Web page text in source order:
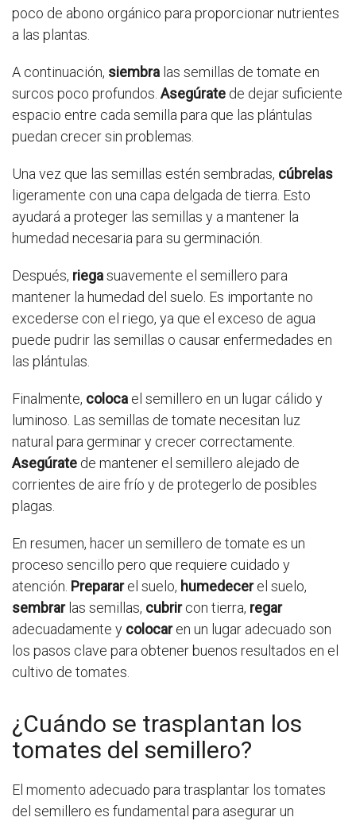
poco de abono orgánico para proporcionar nutrientes
a las plantas.
A continuación, siembra las semillas de tomate en
surcos poco profundos. Asegúrate de dejar suficiente
espacio entre cada semilla para que las plántulas
puedan crecer sin problemas.
Una vez que las semillas estén sembradas, cúbrelas
ligeramente con una capa delgada de tierra. Esto
ayudará a proteger las semillas y a mantener la
humedad necesaria para su germinación.
Después, riegasuavemente el semillero para
mantener la humedad del suelo. Es importante no
excederse con el riego, ya que el exceso de agua
puede pudrir las semillas o causar enfermedades en
las plántulas.
Finalmente, coloca el semillero en un lugar cálido y
luminoso. Las semillas de tomate necesitan luz
natural para germinar y crecer correctamente.
Asegúrate de mantener el semillero alejado de
corrientes de aire frío y de protegerlo de posibles
plagas.
En resumen, hacer un semillero de tomate es un
proceso sencillo pero que requiere cuidado y
atención. Prepararel suelo, humedecerel suelo,
sembrarlas semillas, cubrircon tierra, regar
adecuadamente y colocaren un lugar adecuado son
los pasos clave para obtener buenos resultados en el
cultivo de tomates.
¿Cuándo se trasplantan los
tomates del semillero?
El momento adecuado para trasplantar los tomates
del semillero es fundamental para asegurar un